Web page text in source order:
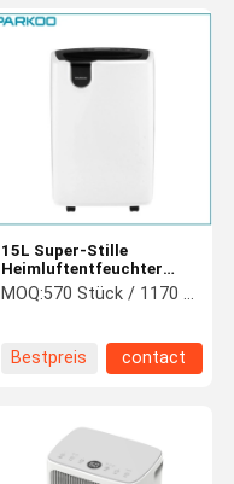
15L Super-Stille
Heimluftentfeuchter
PET-Filter R134a
Kühlmittel
MOQ:570 Stück / 1170 Stück / 1460 Stück
Bestpreis contact